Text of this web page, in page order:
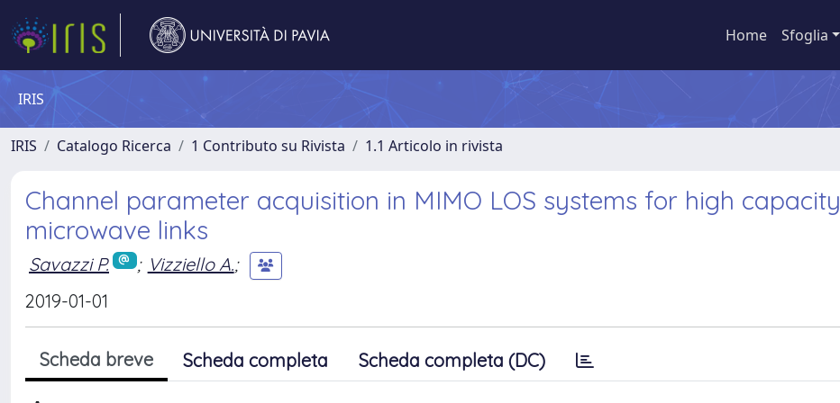
Home Sfoglia
IRIS
IRIS Catalogo Ricerca 1 Contributo su Rivista 1.1 Articolo in rivista
Channel parameter acquisition in MIMO LOS systems for high capacity
microwave links
Savazzi P. ; Vizziello A.;
2019-01-01
Scheda breve Scheda completa Scheda completa (DC)